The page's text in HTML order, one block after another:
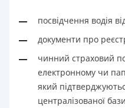
посвідчення водія
документи про
чинний страховий
електронному чи
який
централізованої